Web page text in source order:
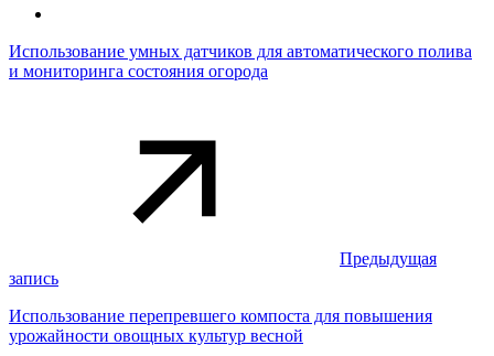
Использование умных датчиков для автоматического полива
и мониторинга состояния огорода
Предыдущая
запись
Использование перепревшего компоста для повышения
урожайности овощных культур весной